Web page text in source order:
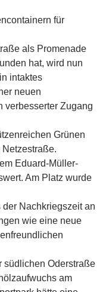
für
als Promenade
hat, wird nun
intaktes
neuen
verbesserter Zugang
Grünen
Eduard-Müller-
Am Platz wurde
Nachkriegszeit an
wie eine neue
südlichen Oderstraße
am